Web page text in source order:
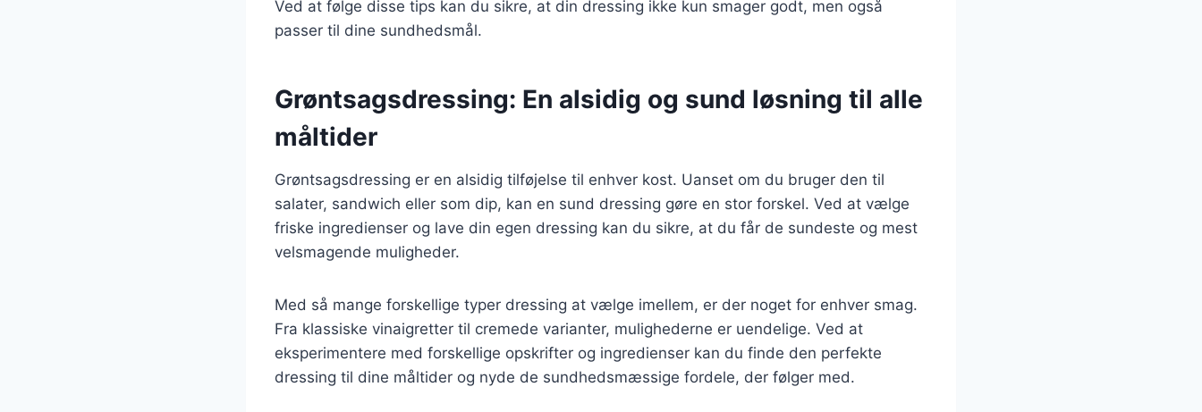
Ved at følge disse tips kan du sikre, at din dressing ikke kun smager godt, men også
passer til dine sundhedsmål.
Grøntsagsdressing: En alsidig og sund løsning til alle
måltider
Grøntsagsdressing er en alsidig tilføjelse til enhver kost. Uanset om du bruger den til
salater, sandwich eller som dip, kan en sund dressing gøre en stor forskel. Ved at vælge
friske ingredienser og lave din egen dressing kan du sikre, at du får de sundeste og mest
velsmagende muligheder.
Med så mange forskellige typer dressing at vælge imellem, er der noget for enhver smag.
Fra klassiske vinaigretter til cremede varianter, mulighederne er uendelige. Ved at
eksperimentere med forskellige opskrifter og ingredienser kan du finde den perfekte
dressing til dine måltider og nyde de sundhedsmæssige fordele, der følger med.